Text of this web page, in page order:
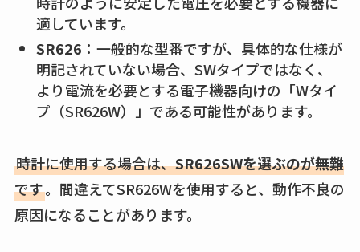
れの口コミも調査
しまむら布団セット
の料金は？セール・
半額になるのはい
つ？激安販売店・通
karseellはどこで売っ
てる？ロフトやハン
ズで買える？楽天や
適しています。
SR626 ：一般的な型番ですが、具体的な仕様が
明記されていない場合、SWタイプではなく、
より電流を必要とする電子機器向けの「Wタイ
プ（SR626W）」である可能性があります。
時計に使用する場合は、SR626SWを選ぶのが無難
です。間違えてSR626Wを使用すると、動作不良の
原因になることがあります。